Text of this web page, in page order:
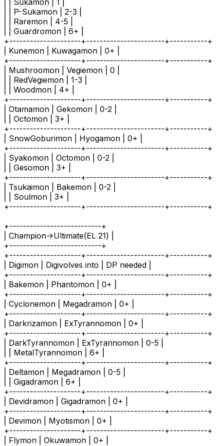
| | Sukamon | 1 |
| | P-Sukamon | 2-3 |
| | Raremon | 4-5 |
| | Guardromon | 6+ |
+---------------------+-----------------------+-----------+
| Kunemon | Kuwagamon | 0+ |
+---------------------+-----------------------+-----------+
| Mushroomon | Vegiemon | 0 |
| | RedVegiemon | 1-3 |
| | Woodmon | 4+ |
+---------------------+-----------------------+-----------+
| Otamamon | Gekomon | 0-2 |
| | Octomon | 3+ |
+---------------------+-----------------------+-----------+
| SnowGoburimon | Hyogamon | 0+ |
+---------------------+-----------------------+-----------+
| Syakomon | Octomon | 0-2 |
| | Gesomon | 3+ |
+---------------------+-----------------------+-----------+
| Tsukaimon | Bakemon | 0-2 |
| | Soulmon | 3+ |
+---------------------+-----------------------+-----------+
+---------------------------+
| Champion->Ultimate(EL 21) |
+---------------------------+
+---------------------+-----------------------+-----------+
| Digimon | Digivolves into | DP needed |
+---------------------+-----------------------+-----------+
| Bakemon | Phantomon | 0+ |
+---------------------+-----------------------+-----------+
| Cyclonemon | Megadramon | 0+ |
+---------------------+-----------------------+-----------+
| Darkrizamon | ExTyrannomon | 0+ |
+---------------------+-----------------------+-----------+
| DarkTyrannomon | ExTyrannomon | 0-5 |
| | MetalTyrannomon | 6+ |
+---------------------+-----------------------+-----------+
| Deltamon | Megadramon | 0-5 |
| | Gigadramon | 6+ |
+---------------------+-----------------------+-----------+
| Devidramon | Gigadramon | 0+ |
+---------------------+-----------------------+-----------+
| Devimon | Myotismon | 0+ |
+---------------------+-----------------------+-----------+
| Flymon | Okuwamon | 0+ |